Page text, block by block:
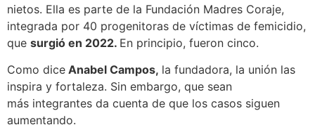
nietos. Ella es parte de la Fundación Madres Coraje,
integrada por 40 progenitoras de víctimas de femicidio,
que surgió en 2022. En principio, fueron cinco.
Como dice Anabel Campos, la fundadora, la unión las
inspira y fortaleza. Sin embargo, que sean
más integrantes da cuenta de que los casos siguen
aumentando.